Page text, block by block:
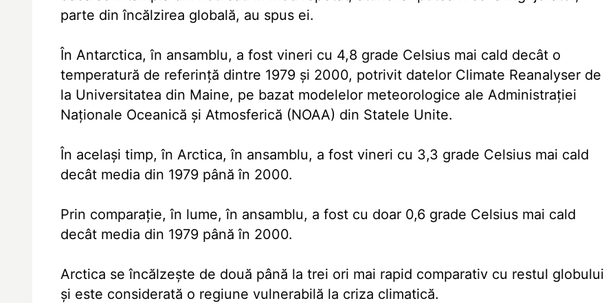
parte din încălzirea globală, au spus ei.
În Antarctica, în ansamblu, a fost vineri cu 4,8 grade Celsius mai cald decât o
temperatură de referinţă dintre 1979 şi 2000, potrivit datelor Climate Reanalyser de
la Universitatea din Maine, pe bazat modelelor meteorologice ale Administraţiei
Naţionale Oceanică şi Atmosferică (NOAA) din Statele Unite.
În acelaşi timp, în Arctica, în ansamblu, a fost vineri cu 3,3 grade Celsius mai cald
decât media din 1979 până în 2000.
Prin comparaţie, în lume, în ansamblu, a fost cu doar 0,6 grade Celsius mai cald
decât media din 1979 până în 2000.
Arctica se încălzeşte de două până la trei ori mai rapid comparativ cu restul globului
şi este considerată o regiune vulnerabilă la criza climatică.